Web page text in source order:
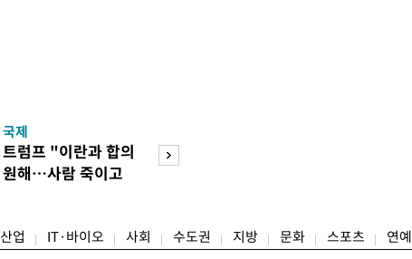
국제
트럼프 "이란과 합의
원해…사람 죽이고
산업 IT·바이오 사회 수도권 지방 문화 스포츠 연예